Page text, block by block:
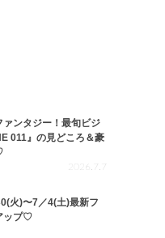
ァンタジー！最旬ビジ
011』の見どころ＆豪
2026.7.7
火)〜7／4(土)最新フ
ップ♡